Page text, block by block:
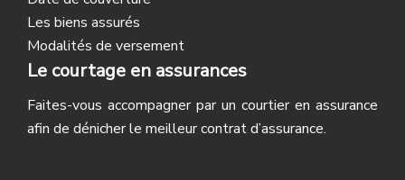
Les biens assurés
Modalités de versement
Le courtage en assurances
Faites-vous accompagner par un courtier en assurance
afin de dénicher le meilleur contrat d’assurance.